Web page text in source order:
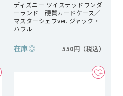
ディズニー ツイステッドワンダ
ーランド 硬質カードケース／
マスターシェフver. ジャック・
ハウル
在庫◎ 550円